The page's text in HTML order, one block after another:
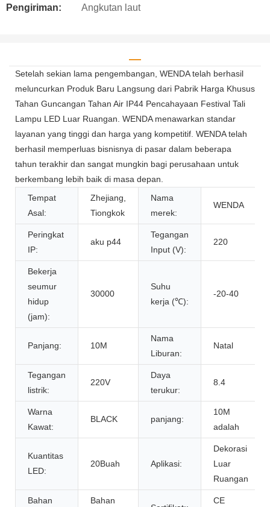
Pengiriman:
Angkutan laut
Setelah sekian lama pengembangan, WENDA telah berhasil
meluncurkan Produk Baru Langsung dari Pabrik Harga Khusus
Tahan Guncangan Tahan Air IP44 Pencahayaan Festival Tali
Lampu LED Luar Ruangan. WENDA menawarkan standar
layanan yang tinggi dan harga yang kompetitif. WENDA telah
berhasil memperluas bisnisnya di pasar dalam beberapa
tahun terakhir dan sangat mungkin bagi perusahaan untuk
berkembang lebih baik di masa depan.
Tempat
Asal:
Zhejiang,
Tiongkok
Nama
merek:
WENDA
Peringkat
IP:
aku p44
Tegangan
Input (V):
220
Bekerja
seumur
hidup
(jam):
30000
Suhu
kerja (℃):
-20-40
Panjang: 10M
Nama
Liburan:
Natal
Tegangan
listrik:
220V
Daya
terukur:
8.4
Warna
Kawat:
BLACK panjang:
10M
adalah
Kuantitas
LED:
20Buah Aplikasi:
Dekorasi
Luar
Ruangan
Bahan Bahan CE